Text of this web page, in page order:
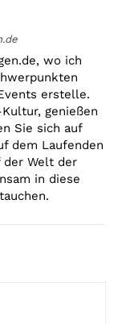
wo ich
erstelle.
genießen
Sie sich auf
dem Laufenden
der Welt der
in diese